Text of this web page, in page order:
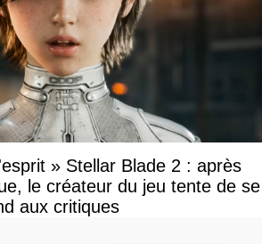
» Stellar Blade 2 : après
le créateur du jeu tente de se
aux critiques